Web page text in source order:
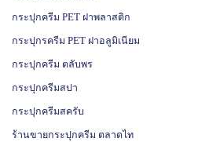
กระปุกครีม PET ฝาพลาสติก
กระปุกรครีม PET ฝาอลูมิเนียม
กระปุกครีม ตลับพร
กระปุกครีมสปา
กระปุกครีมสครับ
ร้านขายกระปุกครีม ตลาดไท